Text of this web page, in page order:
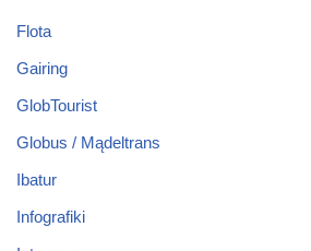
Flota
Gairing
GlobTourist
Globus / Mądeltrans
Ibatur
Infografiki